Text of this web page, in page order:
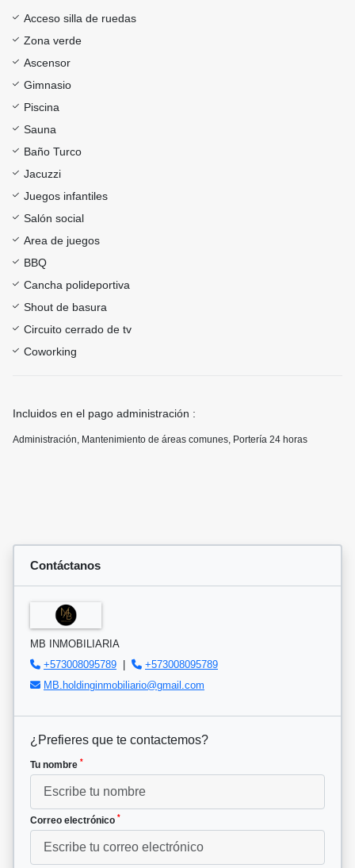
Acceso silla de ruedas
Zona verde
Ascensor
Gimnasio
Piscina
Sauna
Baño Turco
Jacuzzi
Juegos infantiles
Salón social
Area de juegos
BBQ
Cancha polideportiva
Shout de basura
Circuito cerrado de tv
Coworking
Incluidos en el pago administración :
Administración, Mantenimiento de áreas comunes, Portería 24 horas
Contáctanos
MB INMOBILIARIA
+573008095789 |
+573008095789
MB.holdinginmobiliario@gmail.com
¿Prefieres que te contactemos?
Tu nombre *
Correo electrónico *